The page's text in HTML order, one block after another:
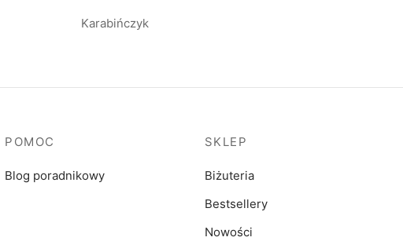
Karabińczyk
POMOC
Blog poradnikowy
SKLEP
Biżuteria
Bestsellery
Nowości